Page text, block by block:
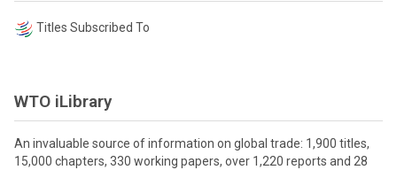
Titles Subscribed To
WTO iLibrary
An invaluable source of information on global trade: 1,900 titles,
15,000 chapters, 330 working papers, over 1,220 reports and 28